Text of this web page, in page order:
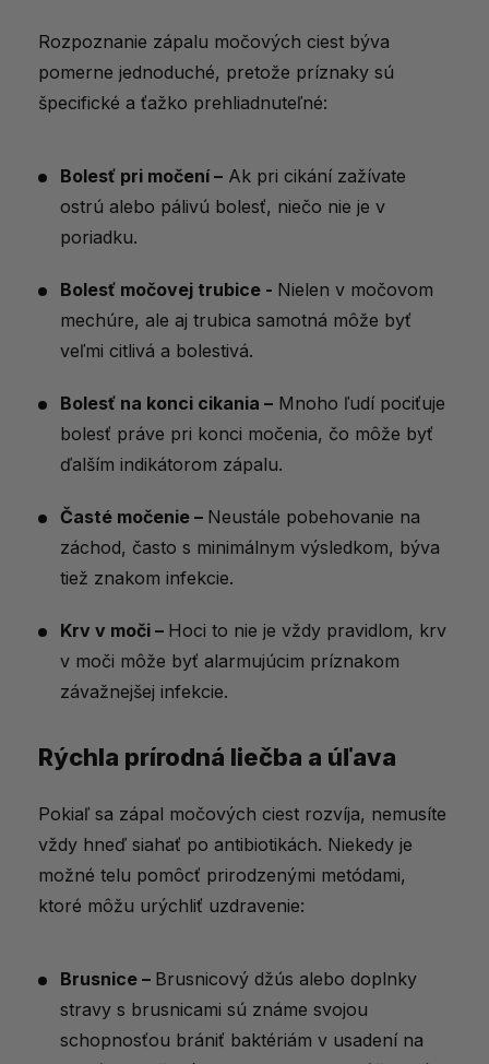
Rozpoznanie zápalu močových ciest býva
pomerne jednoduché, pretože príznaky sú
špecifické a ťažko prehliadnuteľné:
Bolesť pri močení – Ak pri cikání zažívate
ostrú alebo pálivú bolesť, niečo nie je v
poriadku.
Bolesť močovej trubice - Nielen v močovom
mechúre, ale aj trubica samotná môže byť
veľmi citlivá a bolestivá.
Bolesť na konci cikania – Mnoho ľudí pociťuje
bolesť práve pri konci močenia, čo môže byť
ďalším indikátorom zápalu.
Časté močenie – Neustále pobehovanie na
záchod, často s minimálnym výsledkom, býva
tiež znakom infekcie.
Krv v moči – Hoci to nie je vždy pravidlom, krv
v moči môže byť alarmujúcim príznakom
závažnejšej infekcie.
Rýchla prírodná liečba a úľava
Pokiaľ sa zápal močových ciest rozvíja, nemusíte
vždy hneď siahať po antibiotikách. Niekedy je
možné telu pomôcť prirodzenými metódami,
ktoré môžu urýchliť uzdravenie:
Brusnice – Brusnicový džús alebo doplnky
stravy s brusnicami sú známe svojou
schopnosťou brániť baktériám v usadení na